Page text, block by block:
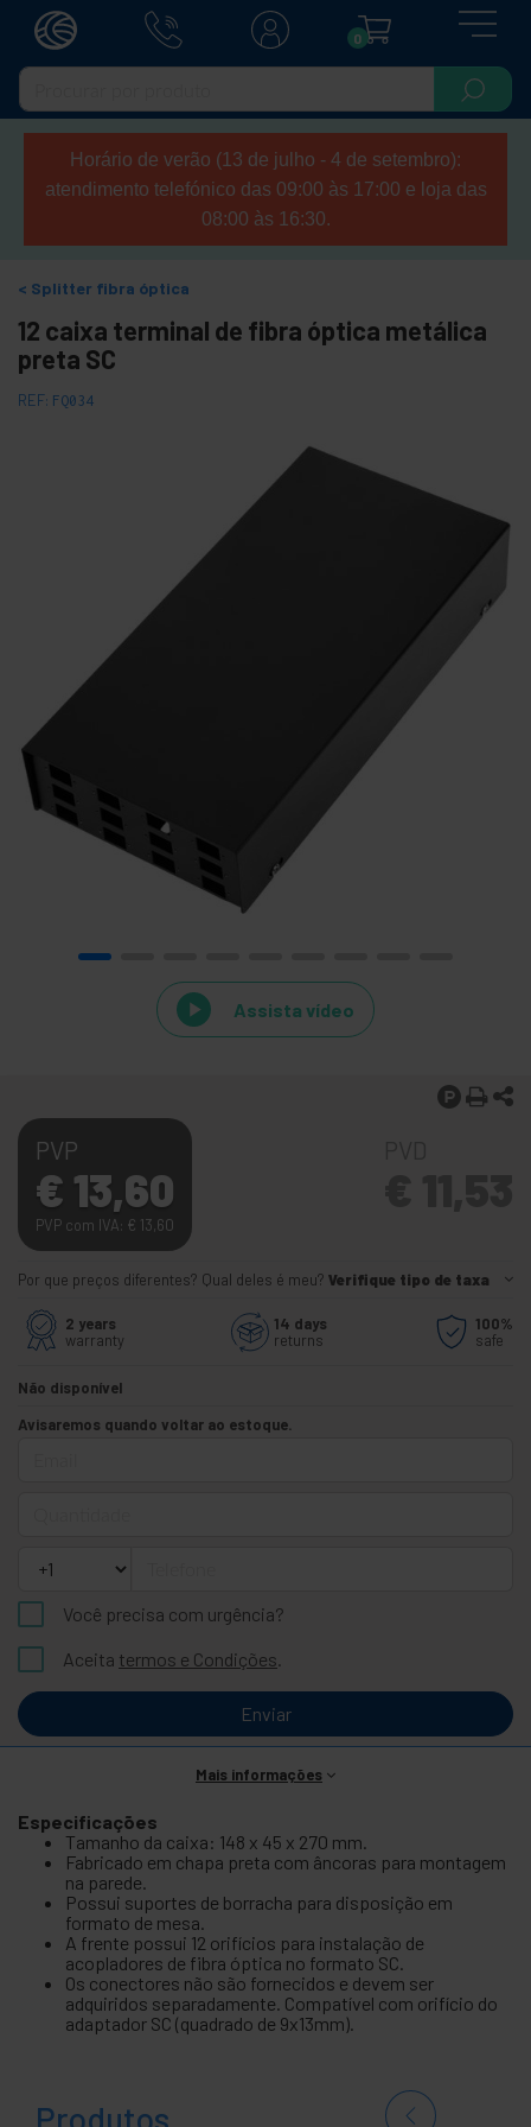
0
Horário de verão (13 de julho - 4 de setembro):
atendimento telefónico das 09:00 às 17:00 e loja das
08:00 às 16:30.
Splitter fibra óptica
12 caixa terminal de fibra óptica metálica
preta SC
REF: FQ034
Assista vídeo
PVP
€ 13,60
PVP com IVA: € 13,60
Por que preços diferentes? Qual deles é meu? Verifique tipo de taxa
2 years
warranty
14 days
returns
100%
safe
Não disponível
Avisaremos quando voltar ao estoque.
Você precisa com urgência?
Aceita termos e Condições.
Enviar
Mais informações
Especificações
Tamanho da caixa: 148 x 45 x 270 mm.
Fabricado em chapa preta com âncoras para montagem
na parede.
Possui suportes de borracha para disposição em
formato de mesa.
A frente possui 12 orifícios para instalação de
acopladores de fibra óptica no formato SC.
Os conectores não são fornecidos e devem ser
adquiridos separadamente. Compatível com orifício do
adaptador SC (quadrado de 9x13mm).
Produtos